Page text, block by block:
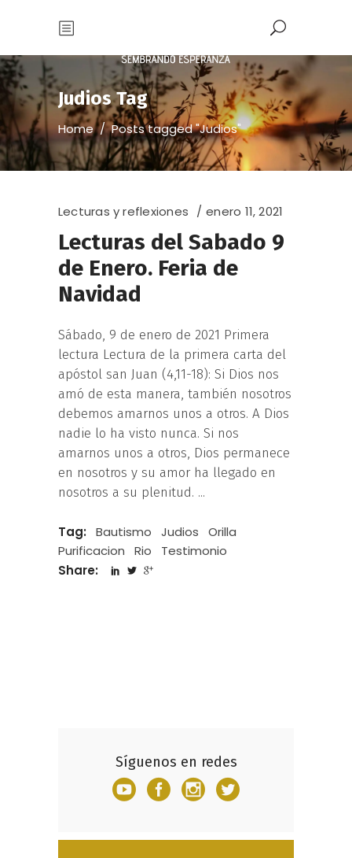
Judios Tag
Home/Posts tagged "Judios"
Lecturas y reflexiones enero 11, 2021
Lecturas del Sabado 9
de Enero. Feria de
Navidad
Sábado, 9 de enero de 2021 Primera
lectura Lectura de la primera carta del
apóstol san Juan (4,11-18): Si Dios nos
amó de esta manera, también nosotros
debemos amarnos unos a otros. A Dios
nadie lo ha visto nunca. Si nos
amarnos unos a otros, Dios permanece
en nosotros y su amor ha llegado en
nosotros a su plenitud.
Tag: Bautismo Judios
Orilla
Purificacion
Rio
Testimonio
Share:
Síguenos en redes